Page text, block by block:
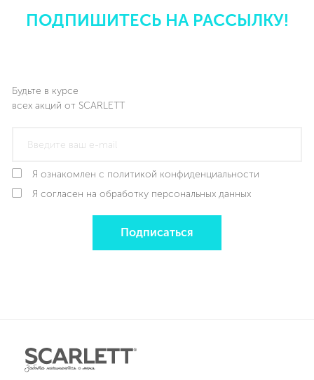
ПОДПИШИТЕСЬ НА РАССЫЛКУ!
Будьте в курсе
всех акций от SCARLETT
Я ознакомлен с политикой конфиденциальности
Я согласен на обработку персональных данных
Подписаться